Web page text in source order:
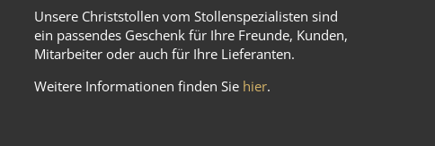
Unsere Christstollen vom Stollenspezialisten sind
ein passendes Geschenk für Ihre Freunde, Kunden,
Mitarbeiter oder auch für Ihre Lieferanten.
Weitere Informationen finden Sie hier.